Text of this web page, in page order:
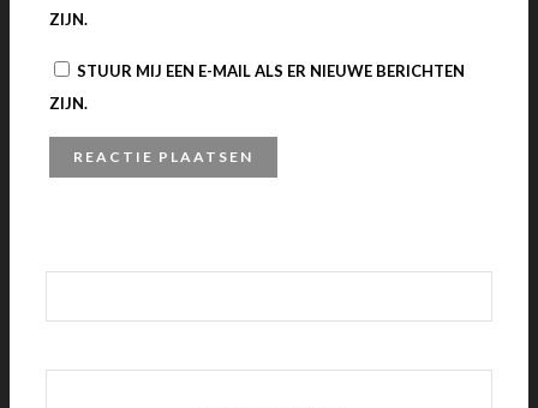
ZIJN.
STUUR MIJ EEN E-MAIL ALS ER NIEUWE BERICHTEN
ZIJN.